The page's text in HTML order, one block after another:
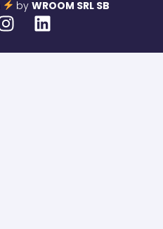
byWROOM SRL SB